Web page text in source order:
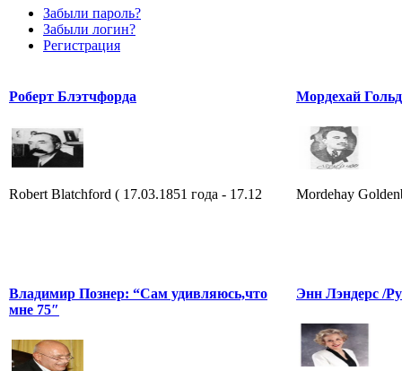
Забыли пароль?
Забыли логин?
Регистрация
Роберт Блэтчфорда
Robert Blatchford ( 17.03.1851 года - 17.12
Мордехай
Mordehay
Владимир Познер: “Сам удивляюсь,что
мне 75″
Энн Лэндерс /